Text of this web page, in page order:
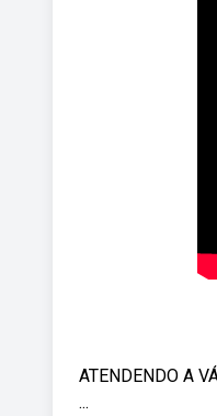
ATENDENDO A
...